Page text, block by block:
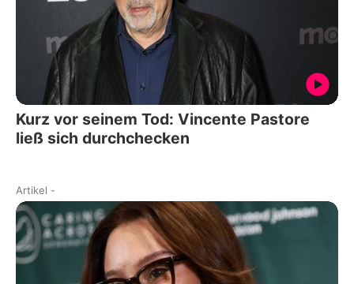
Kurz vor seinem Tod: Vincente Pastore
ließ sich durchchecken
Artikel -